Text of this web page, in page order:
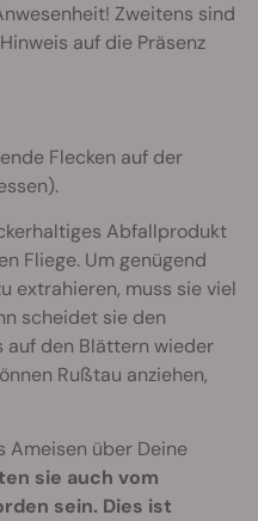
Zweitens sind
auf die Präsenz
Flecken auf der
Abfallprodukt
Fliege. Um genügend
extrahieren, muss sie viel
scheidet sie den
auf den Blättern wieder
Rußtau anziehen,
Ameisen über Deine
sie auch vom
sein. Dies ist